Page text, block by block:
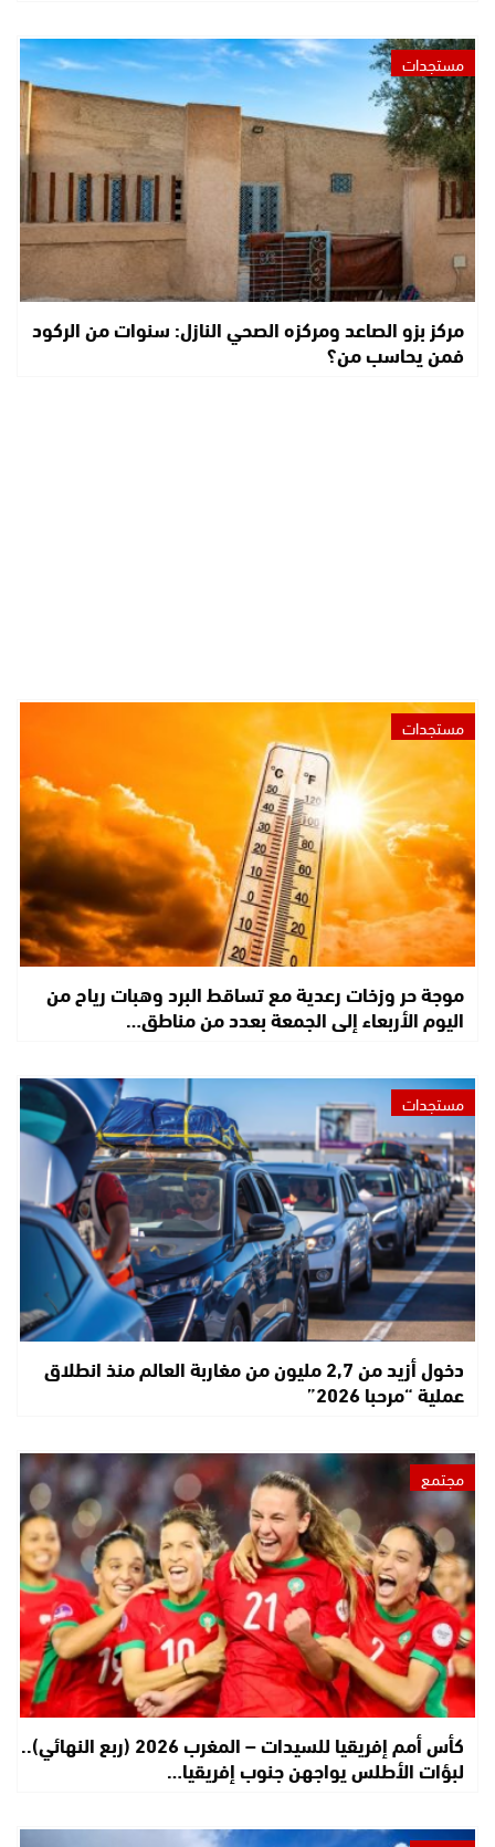
مستجدات
مركز بزو الصاعد ومركزه الصحي النازل: سنوات من الركود
فمن يحاسب من؟
مستجدات
موجة حر وزخات رعدية مع تساقط البرد وهبات رياح من
اليوم الأربعاء إلى الجمعة بعدد من مناطق…
مستجدات
دخول أزيد من 2,7 مليون من مغاربة العالم منذ انطلاق
عملية “مرحبا 2026”
مجتمع
كأس أمم إفريقيا للسيدات – المغرب 2026 (ربع النهائي)..
لبؤات الأطلس يواجهن جنوب إفريقيا…